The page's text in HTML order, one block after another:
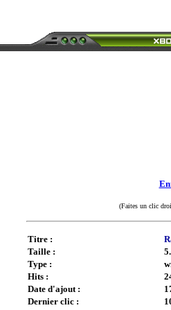
(Faites un clic
Titre :
Taille :
Type :
Hits :
Date d'ajout :
Dernier clic :